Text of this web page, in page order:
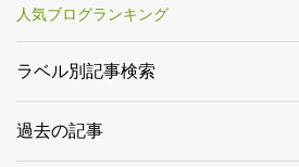
人気ブログランキング
ラベル別記事検索
過去の記事